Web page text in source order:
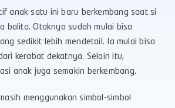
anak satu ini baru berkembang saat si
balita. Otaknya sudah mulai bisa
sedikit lebih mendetail. Ia mulai bisa
kerabat dekatnya. Selain itu,
anak juga semakin berkembang.
menggunakan simbol-simbol